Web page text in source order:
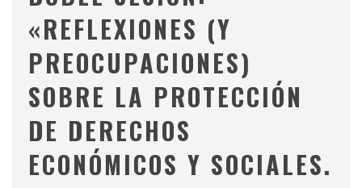
«REFLEXIONES (Y
PREOCUPACIONES)
SOBRE LA PROTECCIÓN
DE DERECHOS
ECONÓMICOS Y SOCIALES.